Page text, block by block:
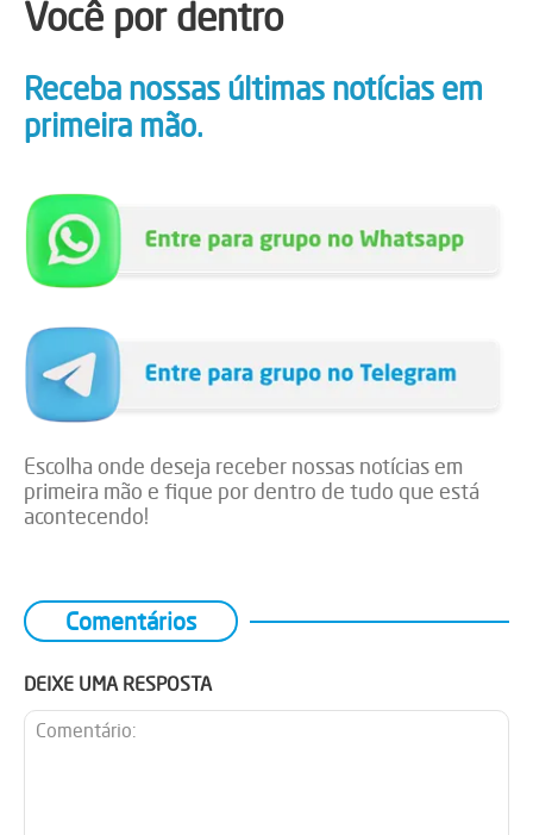
Você por dentro
Receba nossas últimas notícias em
primeira mão.
Escolha onde deseja receber nossas notícias em
primeira mão e fique por dentro de tudo que está
acontecendo!
Comentários
DEIXE UMA RESPOSTA